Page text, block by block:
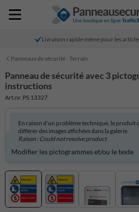
Livraison rapide même pour les
Panneaux de sécurité - Terrain
Panneau de sécurité avec 3
instructions
Art.nr. PS.13327
En raison d'un problème technique, le produit
différer des images affichées dans la galerie.
Raison : Could not resolve product
Produit personnalisable ?
Modifier les pictogrammes et/ou le texte